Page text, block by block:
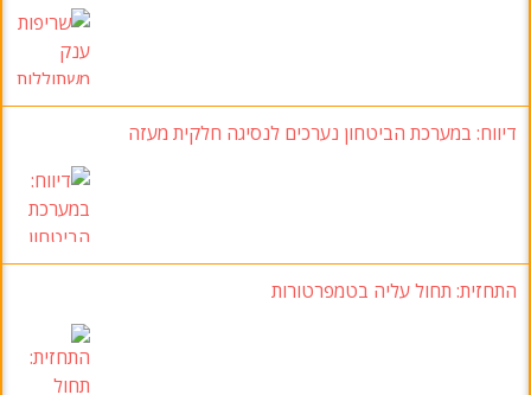
דיווח: במערכת הביטחון נערכים לנסיגה חלקית מעזה
התחזית: תחול עליה בטמפרטורות